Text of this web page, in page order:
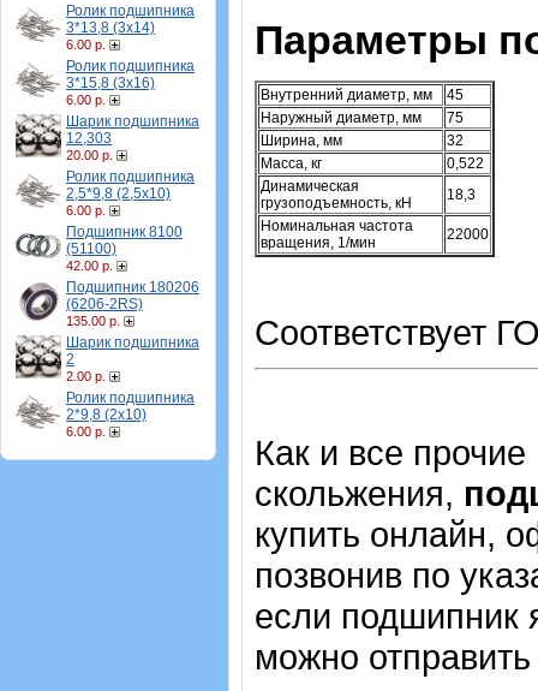
Ролик подшипника
3*13,8 (3х14)
6.00 р.
Ролик подшипника
3*15,8 (3х16)
6.00 р.
Шарик подшипника
12,303
20.00 р.
Ролик подшипника
2,5*9,8 (2,5х10)
6.00 р.
Подшипник 8100
(51100)
42.00 р.
Подшипник 180206
(6206-2RS)
135.00 р.
Шарик подшипника
2
2.00 р.
Ролик подшипника
2*9,8 (2х10)
6.00 р.
Параметры
Внутренний диаметр, мм
45
Наружный диаметр, мм
75
Ширина, мм
32
Масса, кг
0,522
Динамическая
грузоподъемность, кН
18,3
Номинальная частота
вращения, 1/мин
22000
Соответствует
Как и все
скольжения,
купить онлайн,
позвонив по
если подшипник
можно